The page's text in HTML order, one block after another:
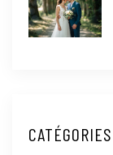
CATÉGORIES